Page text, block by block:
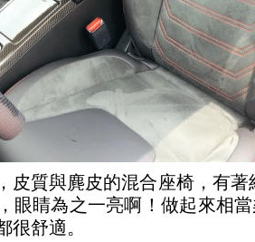
皮質與麂皮的混合座椅，有
眼睛為之一亮啊！做起來相
很舒適。